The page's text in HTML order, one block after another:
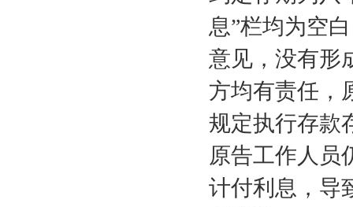
息”栏均为空
意见，没有形
方均有责任，
规定执行存款
原告工作人员
计付利息，导